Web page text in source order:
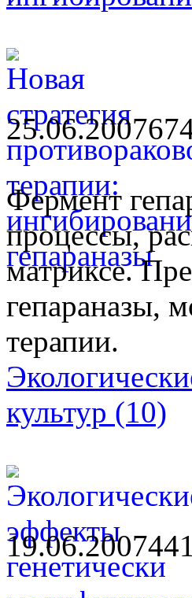
25.06.2007
Фермент
процессы,
матриксе.
гепараназы,
терапии.
культур (10)
19.06.2007